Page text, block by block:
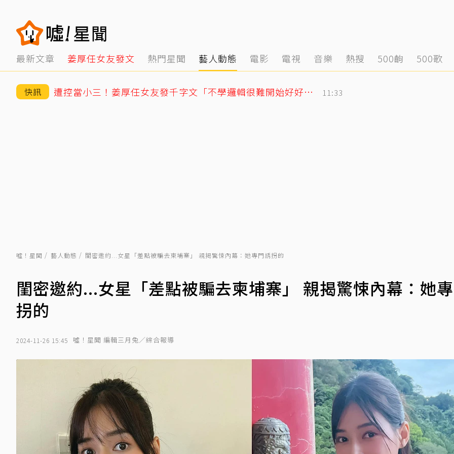
最新文章 姜厚任女友發文 熱門星聞 藝人動態 電影 電視 音樂 熱搜 500齣 500歌
快訊 遭控當小三！姜厚任女友發千字文「不學邏輯很難開始好好活」 11:33
噓！星聞 藝人動態 閨密邀約...女星「差點被騙去柬埔寨」 親揭驚悚內幕：她專門誘拐的
閨密邀約...女星「差點被騙去柬埔寨」 親揭驚悚內幕：她
拐的
2024-11-26 15:45 噓！星聞 編輯三月兔／綜合報導